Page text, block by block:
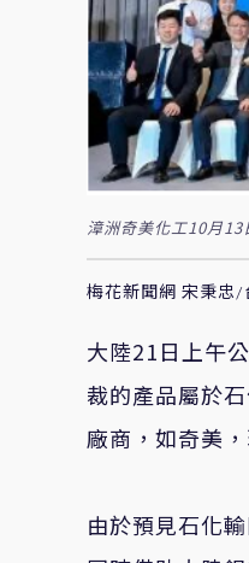
漳洲奇美化工10月
梅花新聞網 宋秉忠/
大陸21日上午
裁的產品屬於
廠商，如奇美
由於預見石化